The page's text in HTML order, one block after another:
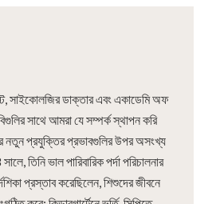
সাইকোলজির ডাক্তার এবং একাডেমি অফ
সাথে আমরা যে সম্পর্ক স্থাপন করি
নতুন প্রযুক্তির প্রভাবগুলির উপর অসংখ্য
তিনি ভাল পারিবারিক পর্দা পরিচালনার
প্রস্তাব করেছিলেন, শিশুদের জীবনে